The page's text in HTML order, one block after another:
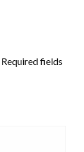
Required fields